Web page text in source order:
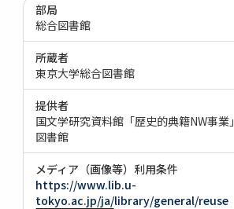
部局
総合図書館
所蔵者
東京大学総合図書館
提供者
国文学研究資料館「歴史的典籍NW事業」
図書館
メディア（画像等）利用条件
https://www.lib.u-
tokyo.ac.jp/ja/library/general/reuse